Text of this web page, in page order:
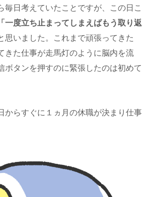
毎日考えていたことですが、この日こ
「一度立ち止まってしまえばもう取り返
思いました。これまで頑張ってきた
きた仕事が走馬灯のように脳内を流
タンを押すのに緊張したのは初めて
からすぐに１ヵ月の休職が決まり仕事